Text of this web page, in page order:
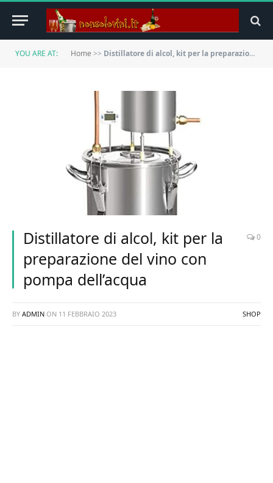
YOU ARE AT: Home >> Distillatore di alcol, kit per la preparazione del vino con pompa dell’acqua
Distillatore di alcol, kit per la
preparazione del vino con
pompa dell’acqua
0
BY ADMIN ON 11 FEBBRAIO 2023 SHOP